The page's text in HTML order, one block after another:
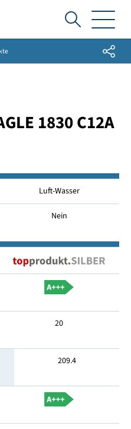
Ich
suche...Share
1830 C12A
Luft-Wasser
Nein
20
209.4